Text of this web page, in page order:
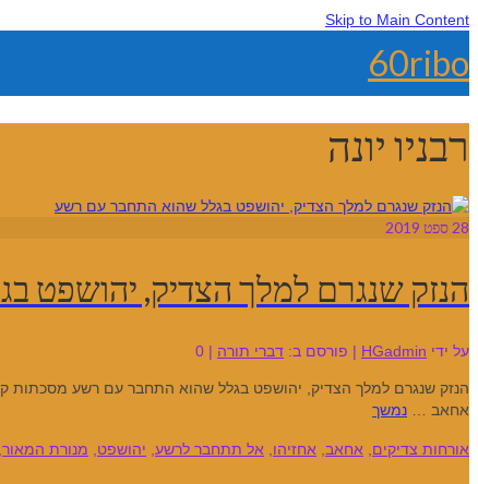
Skip to Main Content
60ribo
רבניו יונה
28 ספט 2019
הנזק שנגרם למלך הצדיק, יהושפט
על ידי HGadmin
| פורסם ב: דברי תורה |
0
הנזק שנגרם למלך הצדיק, יהושפט בגלל שהוא התחבר עם רשע
אחאב … נמשך
אורחות צדיקים אחאב אחזיהו אל תתחבר לרשע יהושפט מנורת המאור